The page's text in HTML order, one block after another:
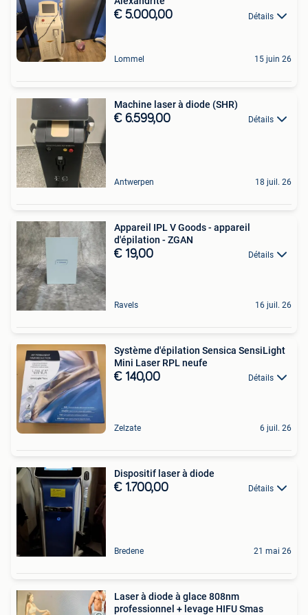
€ 5.000,00 Détails
Lommel 15 juin 26
Machine laser à diode (SHR) ‍
€ 6.599,00 Détails
Antwerpen 18 juil. 26
Appareil IPL V Goods - appareil
d'épilation - ZGAN
€ 19,00 Détails
Ravels 16 juil. 26
Système d'épilation Sensica SensiLight
Mini Laser RPL neufe
€ 140,00 Détails
Zelzate 6 juil. 26
Dispositif laser à diode
€ 1.700,00 Détails
Bredene 21 mai 26
Laser à diode à glace 808nm
professionnel + levage HIFU Smas